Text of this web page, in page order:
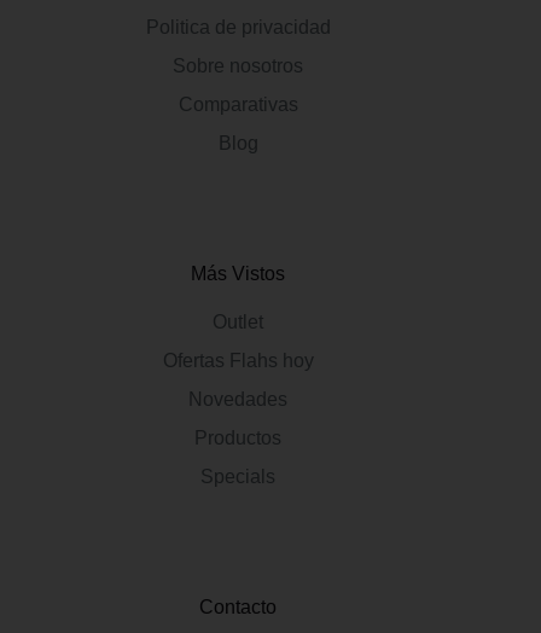
Politica de privacidad
Sobre nosotros
Comparativas
Blog
Más Vistos
Outlet
Ofertas Flahs hoy
Novedades
Productos
Specials
Contacto